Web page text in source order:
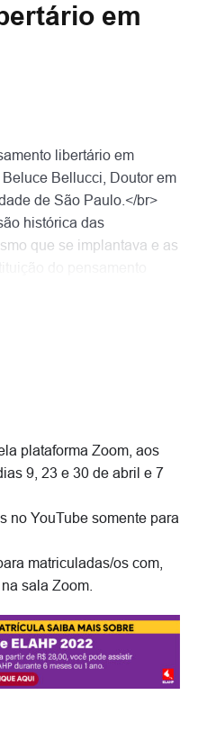
em
libertário em
Bellucci, Doutor em
de São Paulo.</br>
histórica das
que se implantava e as
e o socialismo
os principais temas
plataforma Zoom, aos
9, 23 e 30 de abril e 7
no YouTube somente para
matriculadas/os com,
sala Zoom.